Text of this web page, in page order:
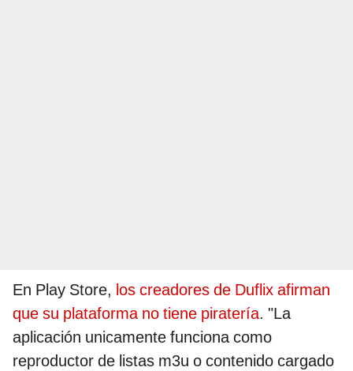
En Play Store, los creadores de Duflix afirman
que su plataforma no tiene piratería. "La
aplicación unicamente funciona como
reproductor de listas m3u o contenido cargado